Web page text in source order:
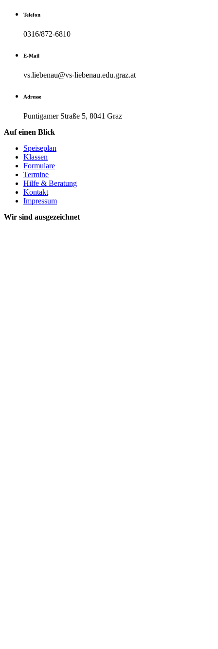
Telefon
0316/872-6810
E-Mail
vs.liebenau@vs-liebenau.edu.graz.at
Adresse
Puntigamer Straße 5, 8041 Graz
Auf einen Blick
Speiseplan
Klassen
Formulare
Termine
Hilfe & Beratung
Kontakt
Impressum
Wir sind ausgezeichnet